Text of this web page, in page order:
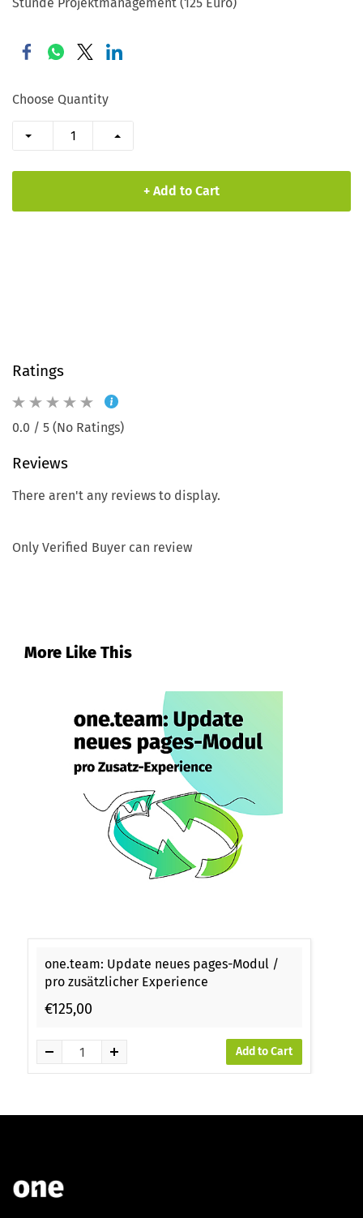
Choose Quantity
+ Add to Cart
Ratings
0.0 / 5 (No Ratings)
Reviews
There aren't any reviews to display.
Only Verified Buyer can review
More Like This
one.team: Update neues pages-Modul /
pro zusätzlicher Experience
€125,00
Add to Cart